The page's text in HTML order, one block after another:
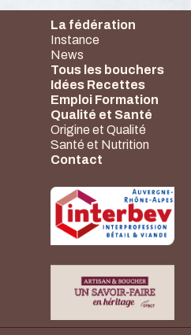
La fédération
Instance
News
Tous les bouchers
Idées Recettes
Emploi Formation
Qualité et Santé
Origine et Qualité
Santé et Nutrition
Contact